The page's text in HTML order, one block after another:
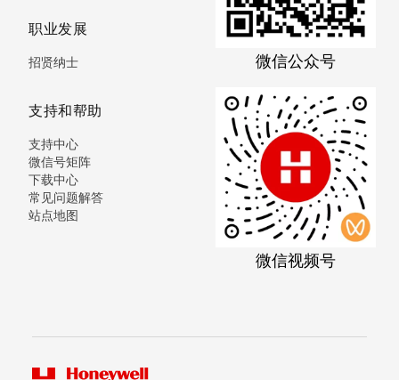
职业发展
招贤纳士
支持和帮助
支持中心
微信号矩阵
下载中心
常见问题解答
站点地图
微信公众号
微信视频号